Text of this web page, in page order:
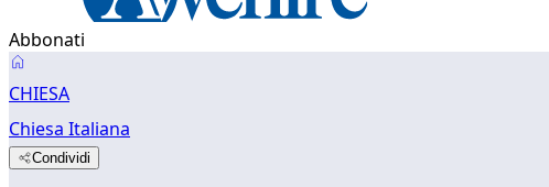
Abbonati
CHIESA
Chiesa Italiana
Condividi